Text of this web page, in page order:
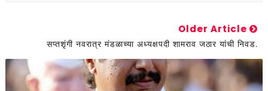
Older Article
सप्तशृंगी नवरात्र मंडळाच्या अध्यक्षपदी शामराव जठार यांची निवड.